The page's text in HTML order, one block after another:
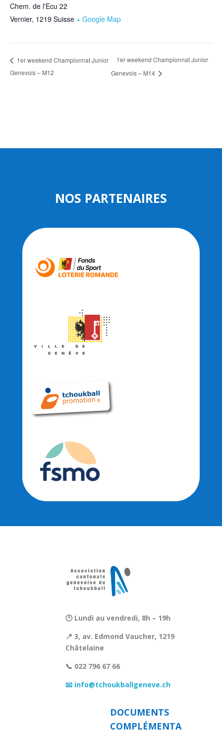
Chem. de l'Ecu 22
Vernier, 1219 Suisse + Google Map
1er weekend Championnat Junior
Genevois – M12
1er weekend Championnat Junior
Genevois – M14
NOS PARTENAIRES
🕐 Lundi au vendredi, 8h – 19h
📍 3, av. Edmond Vaucher, 1219
Châtelaine
📞 022 796 67 66
📧 info@tchoukballgeneve.ch
DOCUMENTS
COMPLÉMENTA